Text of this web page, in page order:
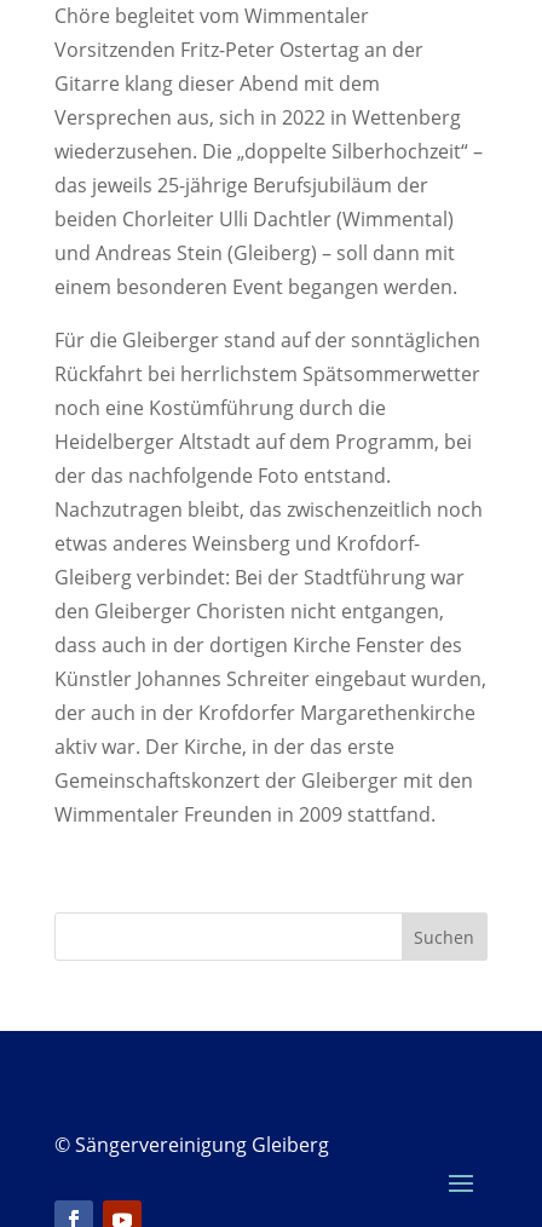
Chöre begleitet vom Wimmentaler
Vorsitzenden Fritz-Peter Ostertag an der
Gitarre klang dieser Abend mit dem
Versprechen aus, sich in 2022 in Wettenberg
wiederzusehen. Die „doppelte Silberhochzeit“ –
das jeweils 25-jährige Berufsjubiläum der
beiden Chorleiter Ulli Dachtler (Wimmental)
und Andreas Stein (Gleiberg) – soll dann mit
einem besonderen Event begangen werden.
Für die Gleiberger stand auf der sonntäglichen
Rückfahrt bei herrlichstem Spätsommerwetter
noch eine Kostümführung durch die
Heidelberger Altstadt auf dem Programm, bei
der das nachfolgende Foto entstand.
Nachzutragen bleibt, das zwischenzeitlich noch
etwas anderes Weinsberg und Krofdorf-
Gleiberg verbindet: Bei der Stadtführung war
den Gleiberger Choristen nicht entgangen,
dass auch in der dortigen Kirche Fenster des
Künstler Johannes Schreiter eingebaut wurden,
der auch in der Krofdorfer Margarethenkirche
aktiv war. Der Kirche, in der das erste
Gemeinschaftskonzert der Gleiberger mit den
Wimmentaler Freunden in 2009 stattfand.
© Sängervereinigung Gleiberg